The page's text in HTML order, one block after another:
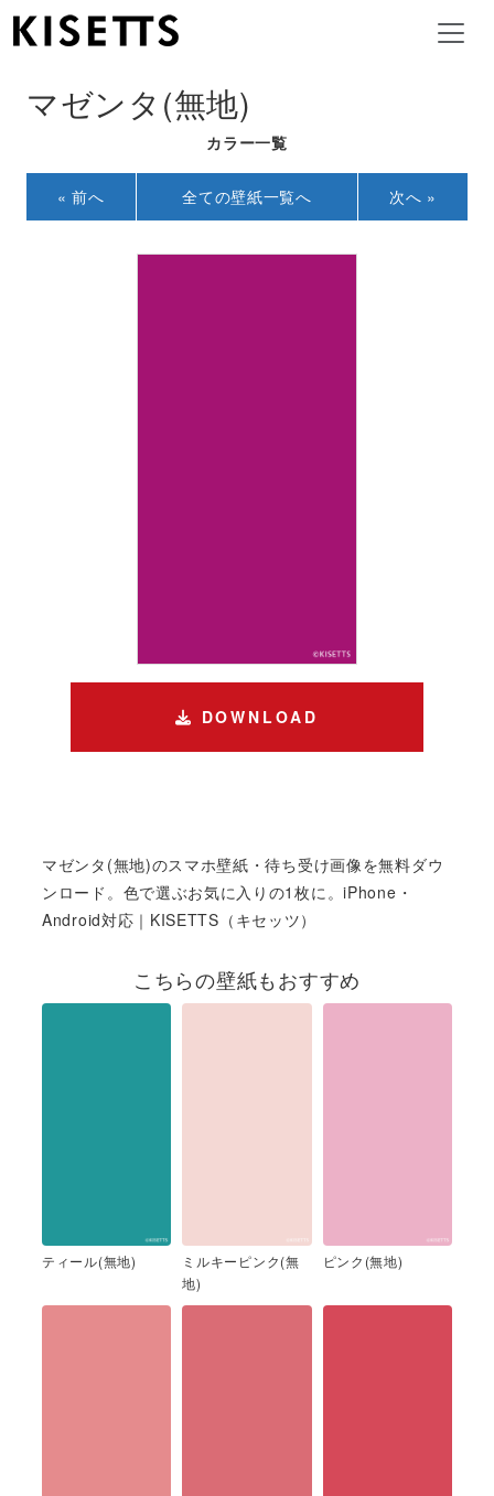
マゼンタ(無地)
カラー一覧
« 前へ 全ての壁紙一覧へ 次へ »
DOWNLOAD
マゼンタ(無地)のスマホ壁紙・待ち受け画像を無料ダウ
ンロード。色で選ぶお気に入りの1枚に。iPhone・
Android対応｜KISETTS（キセッツ）
こちらの壁紙もおすすめ
ティール(無地)
ミルキーピンク(無
地)
ピンク(無地)